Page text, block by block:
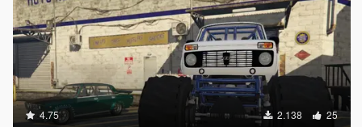
4.75 2.138 25